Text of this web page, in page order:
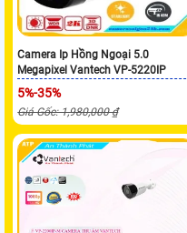
Camera Ip Hồng Ngoại 5.0
Megapixel Vantech VP-5220IP
5%-35%
Giá Gốc: 1,980,000 ₫